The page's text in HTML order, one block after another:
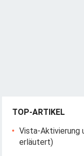
TOP-ARTIKEL
Vista-Aktivierung
erläutert)